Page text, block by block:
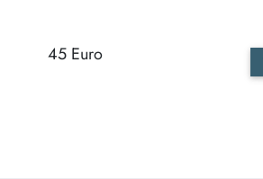
45 Euro